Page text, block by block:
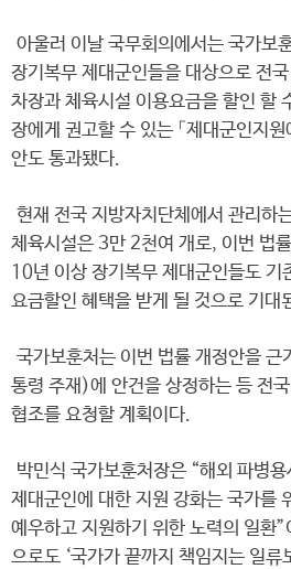
아울러 이날 국무회의에서는 국가보
장기복무 제대군인들을 대상으로 전
차장과 체육시설 이용요금을 할인 할
장에게 권고할 수 있는 「제대군인지
안도 통과됐다.
현재 전국 지방자치단체에서 관리하
체육시설은 3만 2천여 개로, 이번 법
10년 이상 장기복무 제대군인들도 기
요금할인 혜택을 받게 될 것으로 기대
국가보훈처는 이번 법률 개정안을 근
통령 주재)에 안건을 상정하는 등 전
협조를 요청할 계획이다.
박민식 국가보훈처장은 “해외 파병
제대군인에 대한 지원 강화는 국가를
예우하고 지원하기 위한 노력의 일환
으로도 ‘국가가 끝까지 책임지는 일류